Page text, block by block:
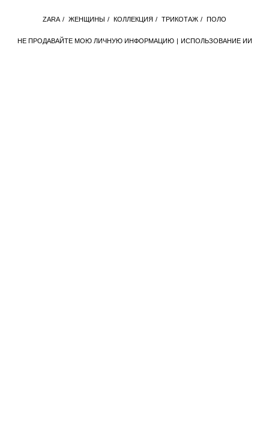
НЕ ПРОДАВАЙТЕ МОЮ ЛИЧНУЮ ИНФОРМАЦИЮ ИСПОЛЬЗОВАНИЕ ИИ
ZАRА / ЖЕНЩИНЫ / КОЛЛЕКЦИЯ / ТРИКОТАЖ / ПОЛО